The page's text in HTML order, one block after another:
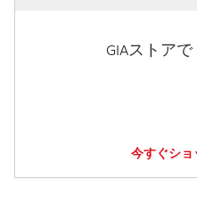
GIAストア
今すぐシ